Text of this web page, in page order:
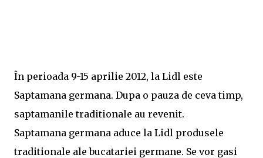
În perioada 9-15 aprilie 2012, la Lidl este
Saptamana germana. Dupa o pauza de ceva timp,
saptamanile traditionale au revenit.
Saptamana germana aduce la Lidl produsele
traditionale ale bucatariei germane. Se vor gasi